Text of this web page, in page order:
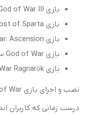
بازی God of War III سال ۲۰۱۰
بازی God of War: Ghost of Sparta سال ۲۰۱۰
بازی God of War: Ascension سال ۲۰۱۳
بازی God of War سال ۲۰۱۸
بازی God of War Ragnarök سال ۲۰۲۲
نصب و اجرای بازی God of War برای اندروید